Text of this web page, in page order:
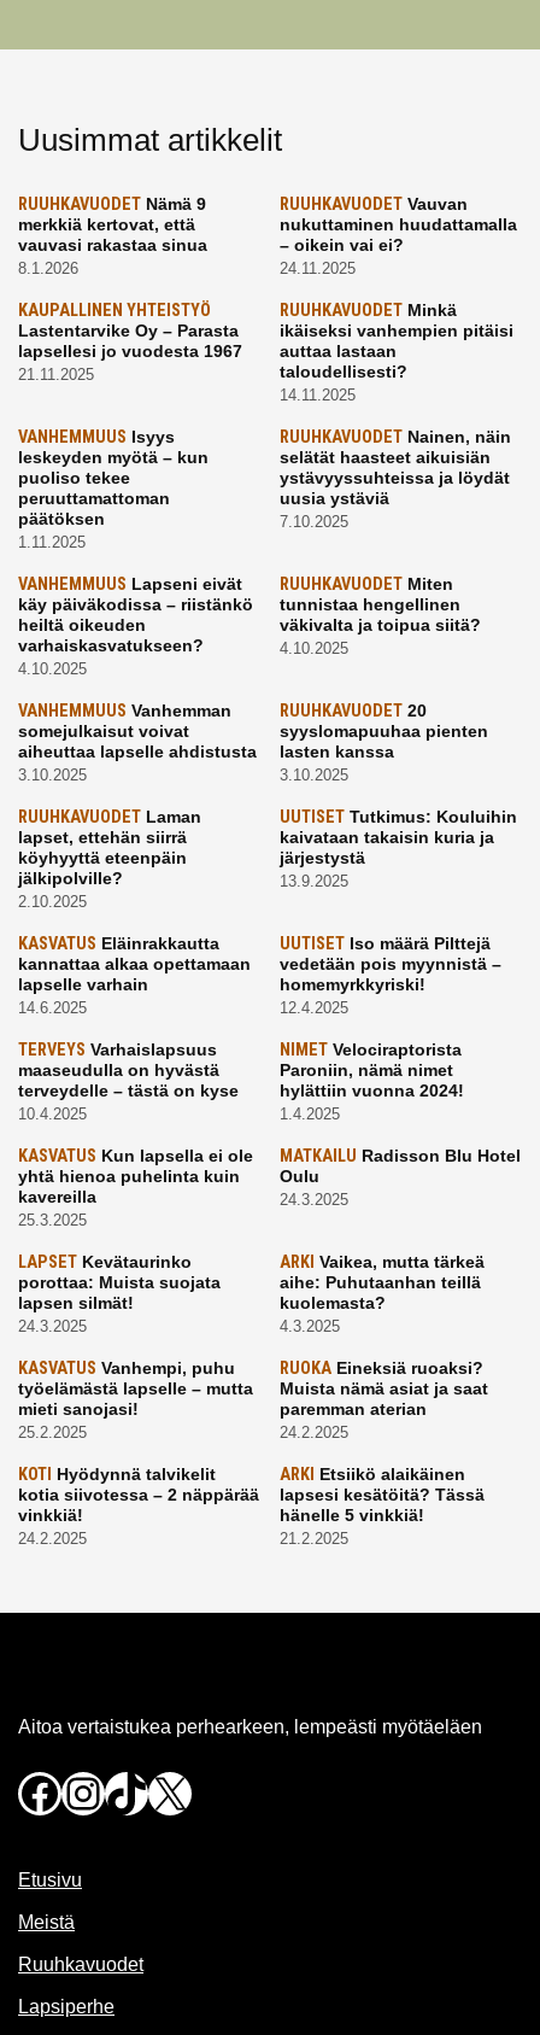
Uusimmat artikkelit
RUUHKAVUODET Nämä 9
merkkiä kertovat, että
vauvasi rakastaa sinua
8.1.2026
RUUHKAVUODETVauvan
nukuttaminen huudattamalla
– oikein vai ei?
24.11.2025
KAUPALLINEN YHTEISTYÖ
Lastentarvike Oy – Parasta
lapsellesi jo vuodesta 1967
21.11.2025
RUUHKAVUODETMinkä
ikäiseksi vanhempien pitäisi
auttaa lastaan
taloudellisesti?
14.11.2025
VANHEMMUUS Isyys
leskeyden myötä – kun
puoliso tekee
peruuttamattoman
päätöksen
1.11.2025
RUUHKAVUODETNainen, näin
selätät haasteet aikuisiän
ystävyyssuhteissa ja löydät
uusia ystäviä
7.10.2025
VANHEMMUUS Lapseni eivät
käy päiväkodissa – riistänkö
heiltä oikeuden
varhaiskasvatukseen?
4.10.2025
RUUHKAVUODETMiten
tunnistaa hengellinen
väkivalta ja toipua siitä?
4.10.2025
VANHEMMUUS Vanhemman
somejulkaisut voivat
aiheuttaa lapselle ahdistusta
3.10.2025
RUUHKAVUODET20
syyslomapuuhaa pienten
lasten kanssa
3.10.2025
RUUHKAVUODET Laman
lapset, ettehän siirrä
köyhyyttä eteenpäin
jälkipolville?
2.10.2025
UUTISETTutkimus: Kouluihin
kaivataan takaisin kuria ja
järjestystä
13.9.2025
KASVATUS Eläinrakkautta
kannattaa alkaa opettamaan
lapselle varhain
14.6.2025
UUTISETIso määrä Pilttejä
vedetään pois myynnistä –
homemyrkkyriski!
12.4.2025
TERVEYS Varhaislapsuus
maaseudulla on hyvästä
terveydelle – tästä on kyse
10.4.2025
NIMETVelociraptorista
Paroniin, nämä nimet
hylättiin vuonna 2024!
1.4.2025
KASVATUS Kun lapsella ei ole
yhtä hienoa puhelinta kuin
kavereilla
25.3.2025
MATKAILU Radisson Blu Hotel
Oulu
24.3.2025
LAPSET Kevätaurinko
porottaa: Muista suojata
lapsen silmät!
24.3.2025
ARKI Vaikea, mutta tärkeä
aihe: Puhutaanhan teillä
kuolemasta?
4.3.2025
KASVATUS Vanhempi, puhu
työelämästä lapselle – mutta
mieti sanojasi!
25.2.2025
RUOKAEineksiä ruoaksi?
Muista nämä asiat ja saat
paremman aterian
24.2.2025
KOTI Hyödynnä talvikelit
kotia siivotessa – 2 näppärää
vinkkiä!
24.2.2025
ARKI Etsiikö alaikäinen
lapsesi kesätöitä? Tässä
hänelle 5 vinkkiä!
21.2.2025
Aitoa vertaistukea perhearkeen, lempeästi myötäeläen
Facebook
Instagram
TikTok
X
Etusivu
Meistä
Ruuhkavuodet
Lapsiperhe